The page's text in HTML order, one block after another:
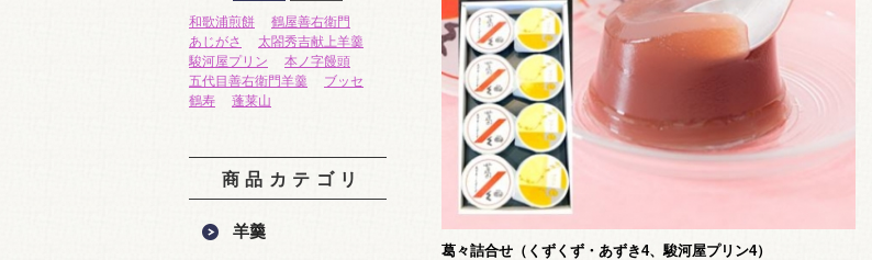
葛々詰合せ（くずくず・あずき4、駿河屋プリン4）
和歌浦煎餅
鶴屋善右衛門
あじがさ
太閤秀吉献上羊羹
駿河屋プリン
本ノ字饅頭
五代目善右衛門羊羹
ブッセ
鶴寿
蓬莱山
商品カテゴリ
羊羹